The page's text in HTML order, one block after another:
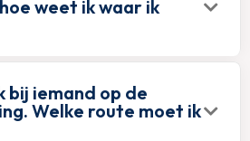
weet ik waar ik
bij iemand op de
Welke route moet ik